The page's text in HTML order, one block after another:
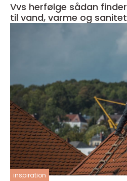
Vvs herfølge sådan finder du den rette hjælp
til vand, varme og sanitet
inspiration